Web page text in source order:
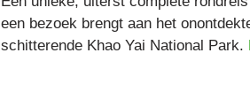
een bezoek brengt aan het
schitterende Khao Yai National Park.